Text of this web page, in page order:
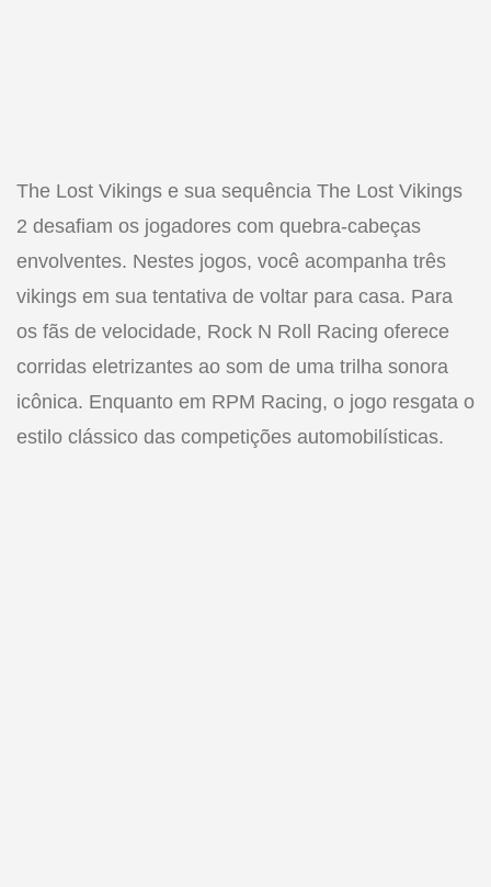
The Lost Vikings e sua sequência The Lost Vikings
2 desafiam os jogadores com quebra-cabeças
envolventes. Nestes jogos, você acompanha três
vikings em sua tentativa de voltar para casa. Para
os fãs de velocidade, Rock N Roll Racing oferece
corridas eletrizantes ao som de uma trilha sonora
icônica. Enquanto em RPM Racing, o jogo resgata o
estilo clássico das competições automobilísticas.